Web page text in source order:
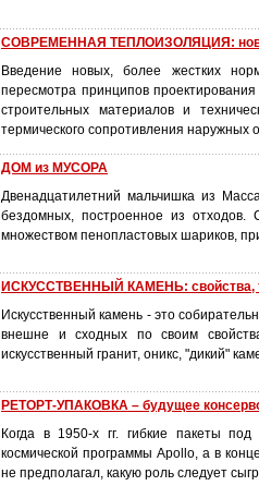
СОВРЕМЕННАЯ ТЕПЛОИЗОЛЯЦИЯ:
Введение новых, более жестких
пересмотра принципов
строительных материалов и
термического сопротивления наружных
ДОМ из МУСОРА
Двенадцатилетний мальчишка из
бездомных, построенное из
множеством пенопластовых шариков,
ИСКУССТВЕННЫЙ КАМЕНЬ: свойства,
Искусственный камень - это
внешне и сходных по своим
искусственный гранит, оникс, "дикий"
РЕТОРТ-УПАКОВКА – будущее
Когда в 1950-х гг. гибкие пакеты
космической программы Apollo, а в
не предполагал, какую роль следует